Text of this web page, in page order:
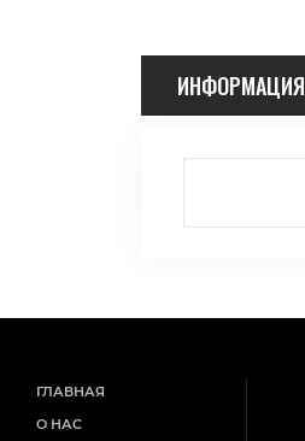
ИНФОРМАЦИЯ
ГЛАВНАЯ
О НАС